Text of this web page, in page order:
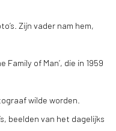
Zijn vader nam hem,
of Man’, die in 1959
wilde worden.
beelden van het dagelijks